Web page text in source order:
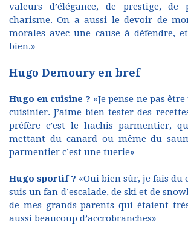
valeurs d’élégance, de prestige, de
charisme. On a aussi le devoir de
morales avec une cause à défendre,
bien.»
Hugo Demoury en bref
Hugo en cuisine ? «Je pense ne pas
cuisinier. J’aime bien tester des
préfère c’est le hachis parmentier,
mettant du canard ou même du
parmentier c’est une tuerie»
Hugo sportif ? «Oui bien sûr, je fais du
suis un fan d’escalade, de ski et de
de mes grands-parents qui étaient
aussi beaucoup d’accrobranches»